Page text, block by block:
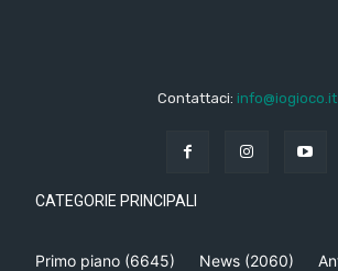
Contattaci: info@iogioco.it
CATEGORIE PRINCIPALI
Primo piano (6645) News (2060)